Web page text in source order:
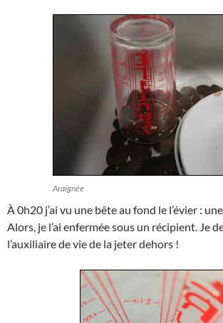
Araignée
À 0h20 j’ai vu une bête au fond le l’évier :
Alors, je l’ai enfermée sous un récipient. Je
l’auxiliaire de vie de la jeter dehors !